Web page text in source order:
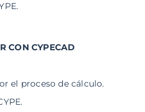
CON CYPECAD
el proceso de cálculo.